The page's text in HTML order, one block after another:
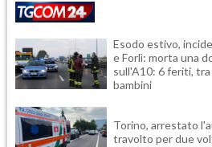
Esodo estivo,
e Forlì: morta una
sull'A10: 6 feriti,
bambini
Torino, arrestato
travolto per due